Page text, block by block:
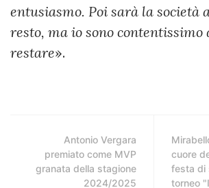
entusiasmo. Poi sarà la società
resto, ma io sono contentissimo
restare».
Antonio Vergara
premiato come MVP
granata della stagione
2024/2025
cuore
festa di
torneo